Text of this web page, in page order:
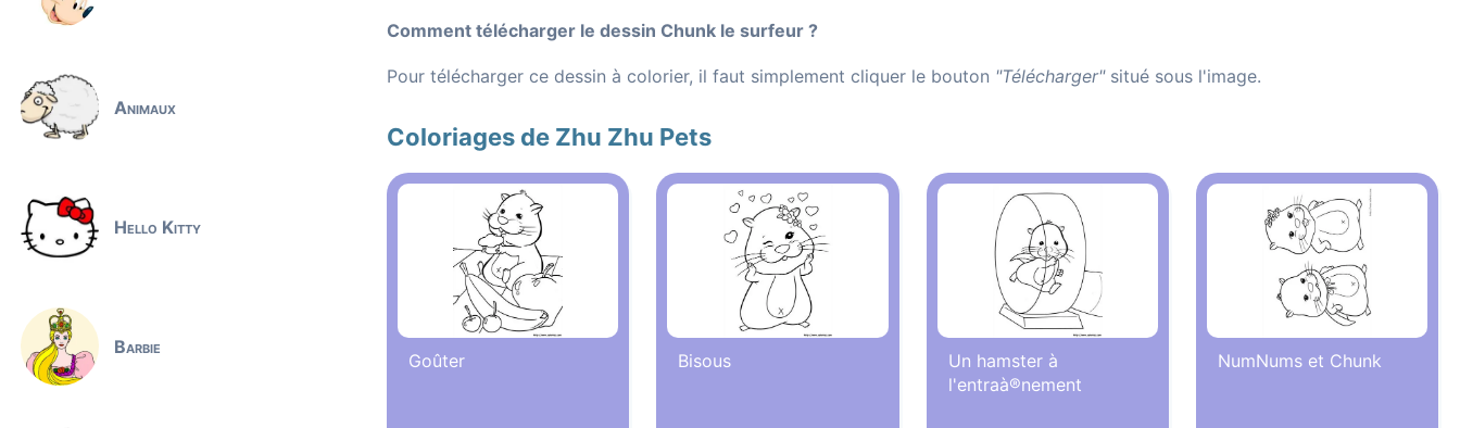
Animaux
Hello Kitty
Barbie
Comment télécharger le dessin Chunk le surfeur ?
Pour télécharger ce dessin à colorier, il faut simplement cliquer le bouton "Télécharger"situé sous l'image.
Coloriages de Zhu Zhu Pets
Goûter Bisous
Un hamster à
l'entraà®nement
NumNums et Chunk